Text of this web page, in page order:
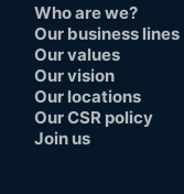
Who are we?
Our business lines
Our values
Our vision
Our locations
Our CSR policy
Join us